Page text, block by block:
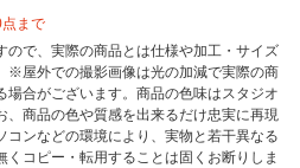
まで
で、実際の商品とは仕様や加工・サイズ
※屋外での撮影画像は光の加減で実際の商
合がございます。商品の色味はスタジオ
、商品の色や質感を出来るだけ忠実に再現
ンなどの環境により、実物と若干異なる
コピー・転用することは固くお断りしま